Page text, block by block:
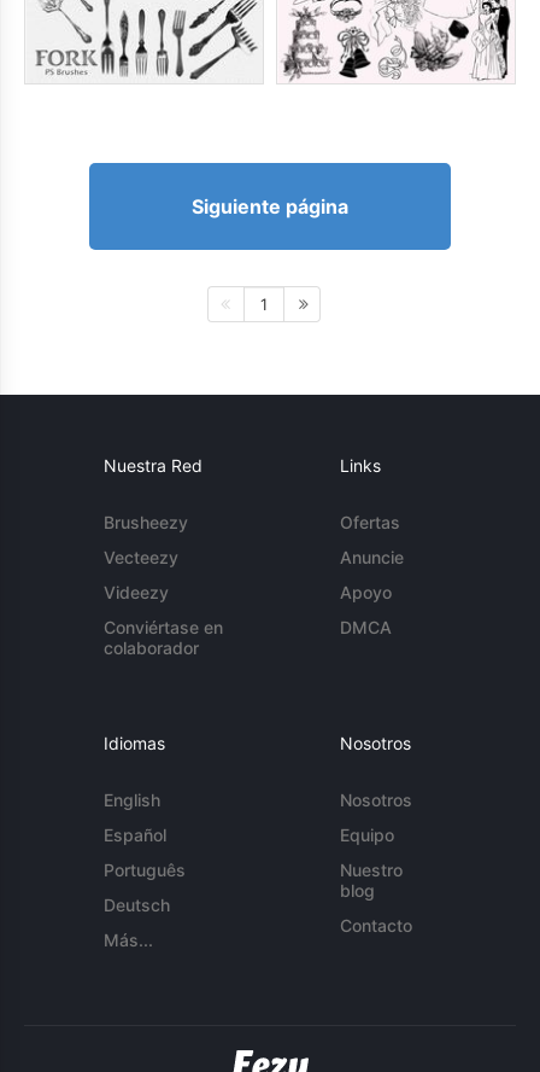
Siguiente página
1
Nuestra Red
Brusheezy
Vecteezy
Videezy
Conviértase en
colaborador
Links
Ofertas
Anuncie
Apoyo
DMCA
Idiomas
English
Español
Português
Deutsch
Más...
Nosotros
Nosotros
Equipo
Nuestro
blog
Contacto